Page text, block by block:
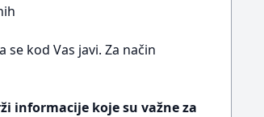
kod Vas javi. Za način
informacije koje su važne za